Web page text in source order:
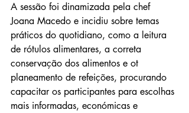
A sessão foi dinamizada pela chef
Joana Macedo e incidiu sobre temas
práticos do quotidiano, como a leitura
de rótulos alimentares, a correta
conservação dos alimentos e ot
planeamento de refeições, procurando
capacitar os participantes para escolhas
mais informadas, económicas e